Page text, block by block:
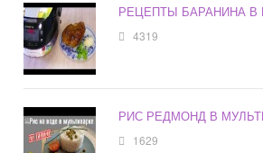
РЕЦЕПТЫ БАРАНИНА В
4319
РИС РЕДМОНД В
1629